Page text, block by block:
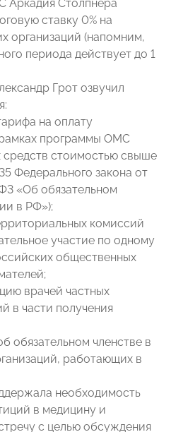
Столпнера
ставку 0% на
организаций (напомним,
периода действует до 1
Грот озвучил
на оплату
программы ОМС
стоимостью свыше
Федерального закона от
«Об обязательном
в РФ»);
комиссий
участие по одному
общественных
врачей частных
в части получения
обязательном членстве в
работающих в
необходимость
в медицину и
с целью обсуждения